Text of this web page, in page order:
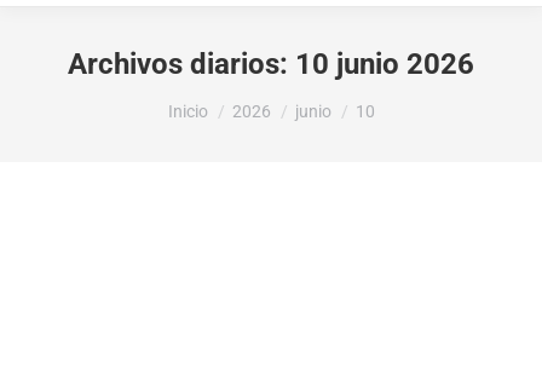
Archivos diarios: 10 junio 2026
Estás aquí:
Inicio 2026 junio 10